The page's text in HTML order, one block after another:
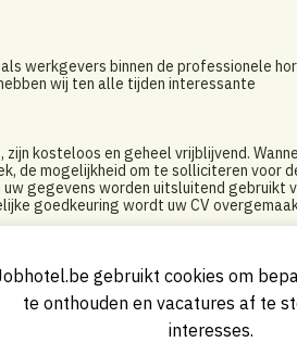
werkgevers binnen de professionele
wij ten alle tijden interessante
kosteloos en geheel vrijblijvend.
de mogelijkheid om te solliciteren voor
gegevens worden uitsluitend gebruikt
goedkeuring wordt uw CV
de beste medewerkers.
over een up-to-date database
kandidaten voorgesteld die
werknemer is in onze activiteiten steeds
als partner in uw zoektocht naar
gebruikt cookies om
te onthouden en vacatures af te
interesses.